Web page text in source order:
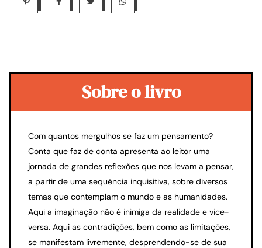
Sobre o livro
Com quantos mergulhos se faz um pensamento?
Conta que faz de conta apresenta ao leitor uma
jornada de grandes reflexões que nos levam a pensar,
a partir de uma sequência inquisitiva, sobre diversos
temas que contemplam o mundo e as humanidades.
Aqui a imaginação não é inimiga da realidade e vice-
versa. Aqui as contradições, bem como as limitações,
se manifestam livremente, desprendendo-se de sua